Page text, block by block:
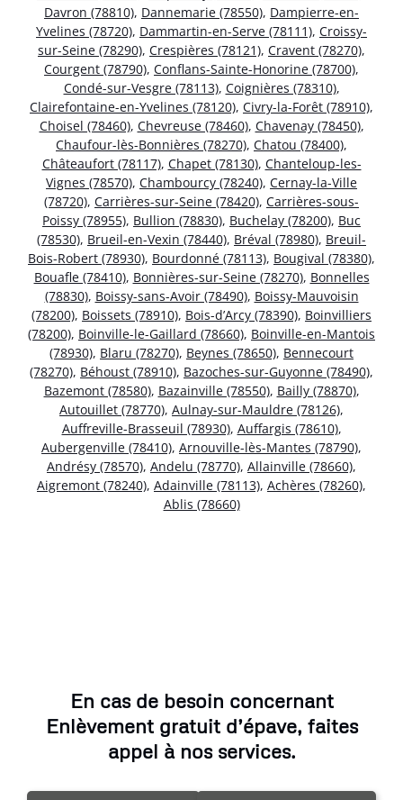
Davron (78810), Dannemarie (78550), Dampierre-en-
Yvelines (78720), Dammartin-en-Serve (78111), Croissy-
sur-Seine (78290), Crespières (78121), Cravent (78270),
Courgent (78790), Conflans-Sainte-Honorine (78700),
Condé-sur-Vesgre (78113), Coignières (78310),
Clairefontaine-en-Yvelines (78120), Civry-la-Forêt (78910),
Choisel (78460), Chevreuse (78460), Chavenay (78450),
Chaufour-lès-Bonnières (78270), Chatou (78400),
Châteaufort (78117), Chapet (78130), Chanteloup-les-
Vignes (78570), Chambourcy (78240), Cernay-la-Ville
(78720), Carrières-sur-Seine (78420), Carrières-sous-
Poissy (78955), Bullion (78830), Buchelay (78200), Buc
(78530), Brueil-en-Vexin (78440), Bréval (78980), Breuil-
Bois-Robert (78930), Bourdonné (78113), Bougival (78380),
Bouafle (78410), Bonnières-sur-Seine (78270), Bonnelles
(78830), Boissy-sans-Avoir (78490), Boissy-Mauvoisin
(78200), Boissets (78910), Bois-d’Arcy (78390), Boinvilliers
(78200), Boinville-le-Gaillard (78660), Boinville-en-Mantois
(78930), Blaru (78270), Beynes (78650), Bennecourt
(78270), Béhoust (78910), Bazoches-sur-Guyonne (78490),
Bazemont (78580), Bazainville (78550), Bailly (78870),
Autouillet (78770), Aulnay-sur-Mauldre (78126),
Auffreville-Brasseuil (78930), Auffargis (78610),
Aubergenville (78410), Arnouville-lès-Mantes (78790),
Andrésy (78570), Andelu (78770), Allainville (78660),
Aigremont (78240), Adainville (78113), Achères (78260),
Ablis (78660)
En cas de besoin concernant
Enlèvement gratuit d’épave, faites
appel à nos services.